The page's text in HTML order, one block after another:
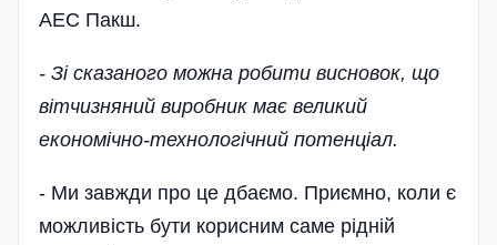
АЕС Пакш.
- Зі сказаного можна робити висновок, що
вітчизняний виробник має великий
економічно-технологічний потенціал.
- Ми завжди про це дбаємо. Приємно, коли є
можливість бути корисним саме рідній